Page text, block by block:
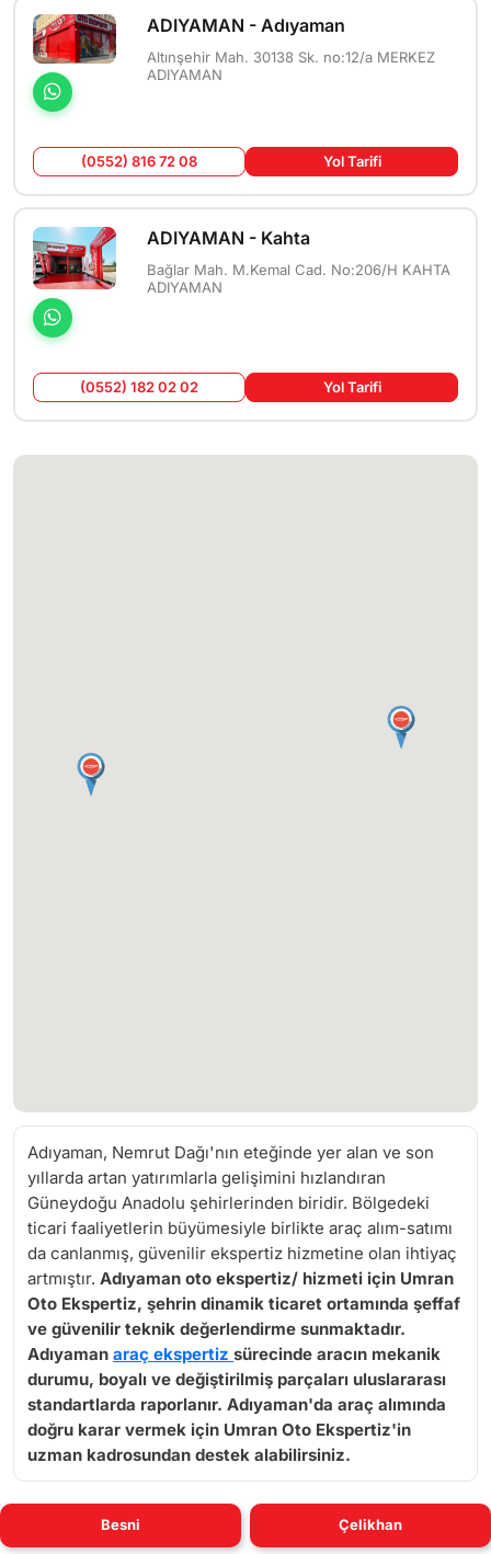
ADIYAMAN - Adıyaman
Altınşehir Mah. 30138 Sk. no:12/a MERKEZ
ADIYAMAN
(0552) 816 72 08 Yol Tarifi
ADIYAMAN - Kahta
Bağlar Mah. M.Kemal Cad. No:206/H KAHTA
ADIYAMAN
(0552) 182 02 02 Yol Tarifi
Adıyaman, Nemrut Dağı'nın eteğinde yer alan ve son
yıllarda artan yatırımlarla gelişimini hızlandıran
Güneydoğu Anadolu şehirlerinden biridir. Bölgedeki
ticari faaliyetlerin büyümesiyle birlikte araç alım-satımı
da canlanmış, güvenilir ekspertiz hizmetine olan ihtiyaç
artmıştır. Adıyaman oto ekspertiz/ hizmeti için Umran
Oto Ekspertiz, şehrin dinamik ticaret ortamında şeffaf
ve güvenilir teknik değerlendirme sunmaktadır.
Adıyaman araç ekspertiz sürecinde aracın mekanik
durumu, boyalı ve değiştirilmiş parçaları uluslararası
standartlarda raporlanır. Adıyaman'da araç alımında
doğru karar vermek için Umran Oto Ekspertiz'in
uzman kadrosundan destek alabilirsiniz.
Besni Çelikhan